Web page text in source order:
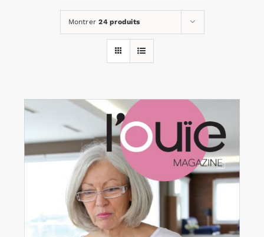
Montrer24 produits